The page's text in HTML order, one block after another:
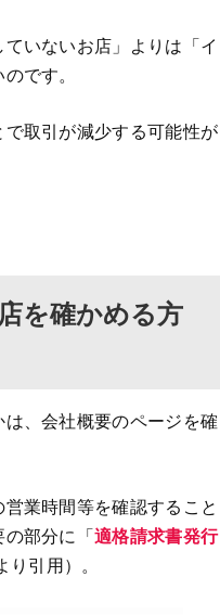
いないお店」よりは「イ
です。
取引が減少する可能性が
を確かめる方
、会社概要のページを確
業時間等を確認すること
の部分に「適格請求書発行
引用）。